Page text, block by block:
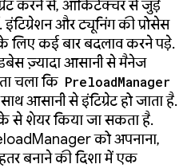
करने से, आर्किटेक्चर से जुड़े
और ट्यूनिंग की प्रोसेस
लिए कई बार बदलाव करने पड़े.
ज़्यादा आसानी से मैनेज
चला कि PreloadManager
आसानी से इंटिग्रेट हो जाता है.
से शेयर किया जा सकता है.
को अपनाना,
बनाने की दिशा में एक